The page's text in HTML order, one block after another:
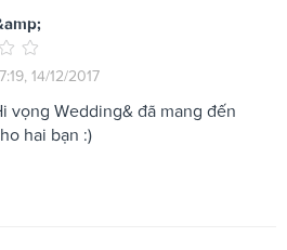
14/12/2017
vọng Wedding& đã mang đến
hai bạn :)